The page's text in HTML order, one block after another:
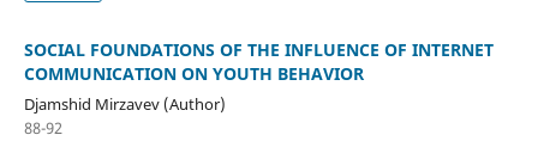
SOCIAL FOUNDATIONS OF THE INFLUENCE OF INTERNET
COMMUNICATION ON YOUTH BEHAVIOR
Djamshid Mirzavev (Author)
88-92